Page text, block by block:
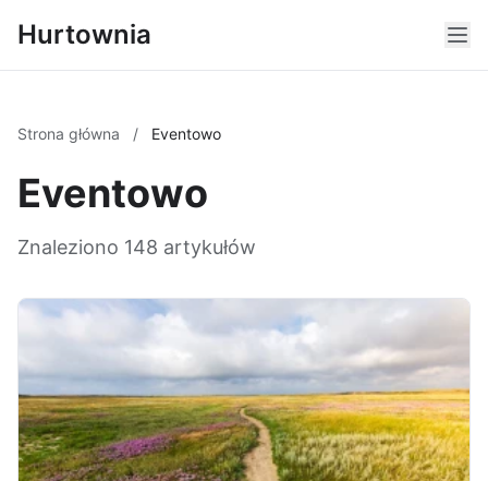
Hurtownia
Strona główna / Eventowo
Eventowo
Znaleziono 148 artykułów